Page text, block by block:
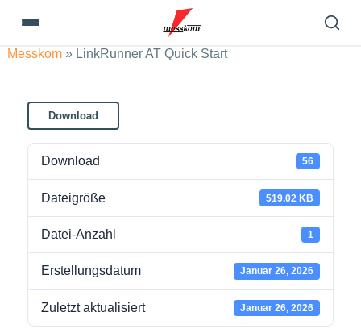
Messkom » LinkRunner AT Quick Start
Download
Download 56
Dateigröße 519.02 KB
Datei-Anzahl 1
Erstellungsdatum Januar 26, 2026
Zuletzt aktualisiert Januar 26, 2026